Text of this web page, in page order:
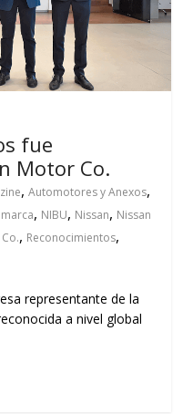
fue
Motor Co.
,Automotores y Anexos,
marca, NIBU, Nissan, Nissan
, Reconocimientos,
representante de la
a nivel global